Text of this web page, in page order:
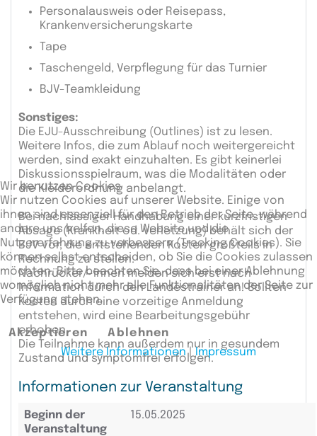
Personalausweis oder Reisepass,
Krankenversicherungskarte
Tape
Taschengeld, Verpflegung für das Turnier
BJV-Teamkleidung
Sonstiges:
Die EJU-Ausschreibung (Outlines) ist zu lesen.
Weitere Infos, die zum Ablauf noch weitergereicht
werden, sind exakt einzuhalten. Es gibt keinerlei
Diskussionsspielraum, was die Modalitäten oder
die Kleiderordnung anbelangt.
Bei nachlässiger Handhabung einer kurzfristigen
Absage (Krankheit od. Verletzung) behält sich der
BJV vor, die entstehenden Kosten großteils in
Rechnung zu stellen.
Nachrücker/-innen melden sich erst nach
Information durch den Landestrainer an! Sollten
Kosten durch eine vorzeitige Anmeldung
entstehen, wird eine Bearbeitungsgebühr
erhoben.
Die Teilnahme kann außerdem nur in gesundem
Zustand und symptomfrei erfolgen.
Informationen zur Veranstaltung
Beginn der
Veranstaltung
15.05.2025
Wir benutzen Cookies
Wir nutzen Cookies auf unserer Website. Einige von
ihnen sind essenziell für den Betrieb der Seite, während
andere uns helfen, diese Website und die
Nutzererfahrung zu verbessern (Tracking Cookies). Sie
können selbst entscheiden, ob Sie die Cookies zulassen
möchten. Bitte beachten Sie, dass bei einer Ablehnung
womöglich nicht mehr alle Funktionalitäten der Seite zur
Verfügung stehen.
Akzeptieren
Ablehnen
Weitere Informationen| Impressum